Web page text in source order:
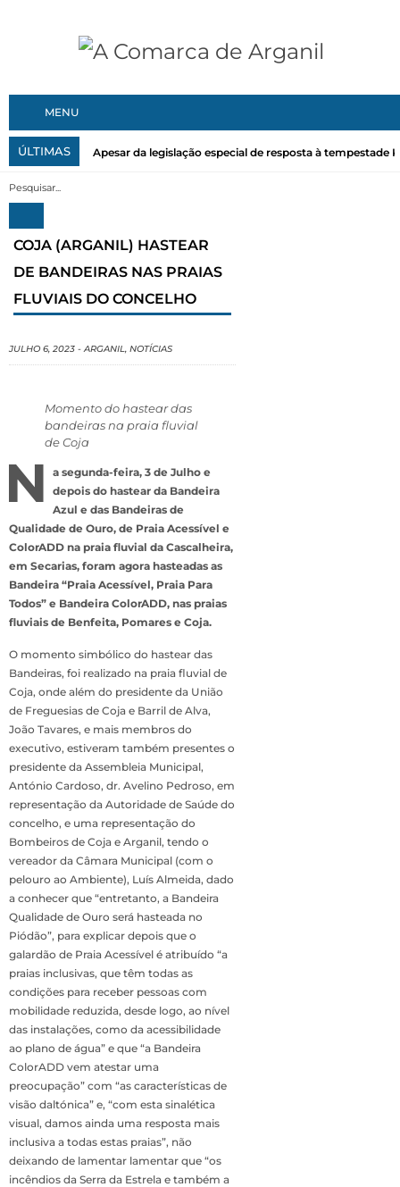
MENU
ÚLTIMAS Apesar da legislação especial de resposta à tempestade
COJA (ARGANIL) HASTEAR
DE BANDEIRAS NAS PRAIAS
FLUVIAIS DO CONCELHO
JULHO 6, 2023 -ARGANIL, NOTÍCIAS
Momento do hastear das
bandeiras na praia fluvial
de Coja
N
a segunda-feira, 3 de Julho e
depois do hastear da Bandeira
Azul e das Bandeiras de
Qualidade de Ouro, de Praia Acessível e
ColorADD na praia fluvial da Cascalheira,
em Secarias, foram agora hasteadas as
Bandeira “Praia Acessível, Praia Para
Todos” e Bandeira ColorADD, nas praias
fluviais de Benfeita, Pomares e Coja.
O momento simbólico do hastear das
Bandeiras, foi realizado na praia fluvial de
Coja, onde além do presidente da União
de Freguesias de Coja e Barril de Alva,
João Tavares, e mais membros do
executivo, estiveram também presentes o
presidente da Assembleia Municipal,
António Cardoso, dr. Avelino Pedroso, em
representação da Autoridade de Saúde do
concelho, e uma representação do
Bombeiros de Coja e Arganil, tendo o
vereador da Câmara Municipal (com o
pelouro ao Ambiente), Luís Almeida, dado
a conhecer que “entretanto, a Bandeira
Qualidade de Ouro será hasteada no
Piódão”, para explicar depois que o
galardão de Praia Acessível é atribuído “a
praias inclusivas, que têm todas as
condições para receber pessoas com
mobilidade reduzida, desde logo, ao nível
das instalações, como da acessibilidade
ao plano de água” e que “a Bandeira
ColorADD vem atestar uma
preocupação” com “as características de
visão daltónica” e, “com esta sinalética
visual, damos ainda uma resposta mais
inclusiva a todas estas praias”, não
deixando de lamentar lamentar que “os
incêndios da Serra da Estrela e também a